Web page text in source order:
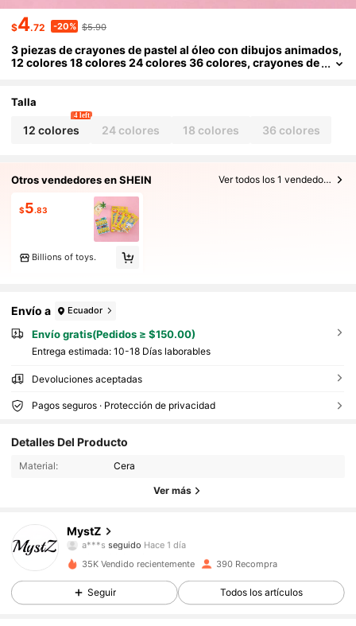
$4.72 -20% $5.90
3 piezas de crayones de pastel al óleo con dibujos animados,
12 colores 18 colores 24 colores 36 colores, crayones de
Talla
12 colores
4 left
24 colores 18 colores 36 colores
Otros vendedores en SHEIN Ver todos los 1 vendedores
$5.83
Billions of toys.
Envío a Ecuador
Envío gratis(Pedidos ≥ $150.00)
Entrega estimada: 10-18 Días laborables
Devoluciones aceptadas
Pagos seguros · Protección de privacidad
Detalles Del Producto
Material: Cera
Ver más
MystZ
4.67 102 Seguidores
102 Seguidores
102 Seguidores
a***s seguido
4.67
102 Seguidores
4.67 102 Seguidores
35K Vendido recientemente 390 Recompra
Seguir Todos los artículos